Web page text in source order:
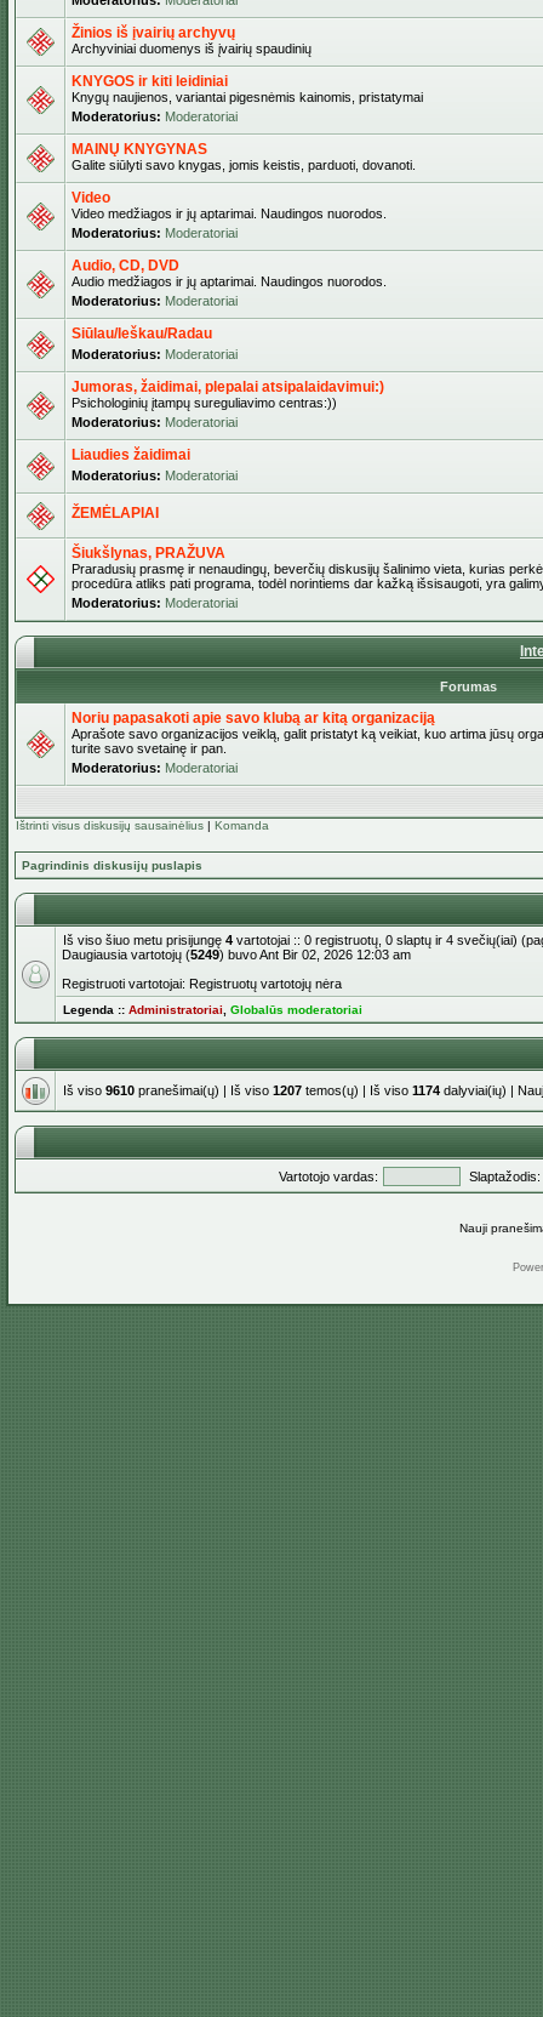
Žinios iš įvairių archyvų
Archyviniai duomenys iš įvairių spaudinių
KNYGOS ir kiti leidiniai
Knygų naujienos, variantai pigesnėmis kainomis, pristatymai
Moderatorius: Moderatoriai
MAINŲ KNYGYNAS
Galite siūlyti savo knygas, jomis keistis, parduoti, dovanoti.
Video
Video medžiagos ir jų aptarimai. Naudingos nuorodos.
Moderatorius: Moderatoriai
Audio, CD, DVD
Audio medžiagos ir jų aptarimai. Naudingos nuorodos.
Moderatorius: Moderatoriai
Siūlau/Ieškau/Radau
Moderatorius: Moderatoriai
Jumoras, žaidimai, plepalai atsipalaidavimui:)
Psichologinių įtampų sureguliavimo centras:))
Moderatorius: Moderatoriai
Liaudies žaidimai
Moderatorius: Moderatoriai
ŽEMĖLAPIAI
Šiukšlynas, PRAŽUVA
Praradusių prasmę ir nenaudingų, beverčių diskusijų šalinimo vieta, kurias
procedūra atliks pati programa, todėl norintiems dar kažką išsisaugoti, yra
Moderatorius: Moderatoriai
Forumas
Noriu papasakoti apie savo klubą ar kitą organizaciją
Aprašote savo organizacijos veiklą, galit pristatyt ką veikiat, kuo artima jūsų
turite savo svetainę ir pan.
Moderatorius: Moderatoriai
Ištrinti visus diskusijų sausainėlius | Komanda
Pagrindinis diskusijų puslapis
Iš viso šiuo metu prisijungę 4 vartotojai :: 0 registruotų, 0 slaptų ir 4 svečių(iai)
Daugiausia vartotojų (5249) buvo Ant Bir 02, 2026 12:03 am
Registruoti vartotojai: Registruotų vartotojų nėra
Legenda :: Administratoriai Globalūs moderatoriai
Iš viso 9610 pranešimai(ų) | Iš viso 1207 temos(ų) | Iš viso 1174 dalyviai(ių) |
Vartotojo vardas: Slaptažodis:
Nauji